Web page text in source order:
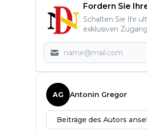
Fordern Sie
Schalten Sie Ihr
exklusiven
AG Antonin Gregor
Beiträge des Autors